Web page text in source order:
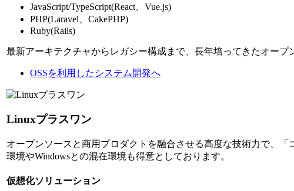
JavaScript/TypeScript(React、Vue.js)
PHP(Laravel、CakePHP)
Ruby(Rails)
最新アーキテクチャからレガシー構成まで、長年培ってきたオープ
OSSを利用したシステム開発へ
Linuxプラスワン
オープンソースと商用プロダクトを融合させる高度な技術力で、
環境やWindowsとの混在環境も得意としております。
仮想化ソリューション